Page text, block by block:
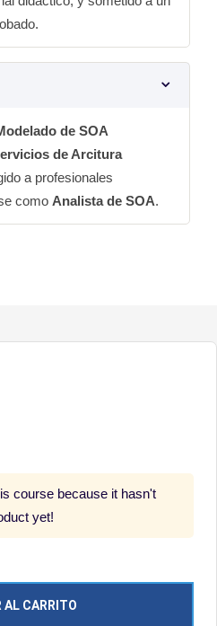
de SOA
de Arcitura
a profesionales
como Analista de SOA.
course because it hasn't
yet!
AL CARRITO